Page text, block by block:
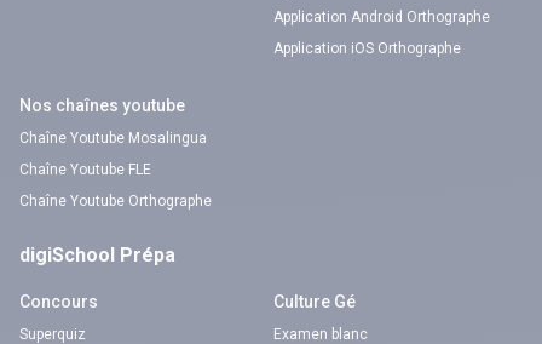
Application Android Orthographe
Application iOS Orthographe
Nos chaînes youtube
Chaîne Youtube Mosalingua
Chaîne Youtube FLE
Chaîne Youtube Orthographe
digiSchool Prépa
Concours
Superquiz
Culture Gé
Examen blanc